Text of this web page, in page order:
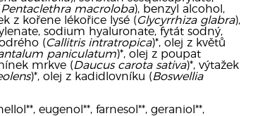
Pentaclethra macroloba), benzyl alcohol,
z kořene lékořice lysé (Glycyrrhiza glabra),
sodium hyaluronate, fytát sodný,
(Callitris intratropica)*, olej z květů
paniculatum)*, olej z poupat
mrkve (Daucus carota sativa)*, výtažek
)*, olej z kadidlovníku (Boswellia
eugenol**, farnesol**, geraniol**,